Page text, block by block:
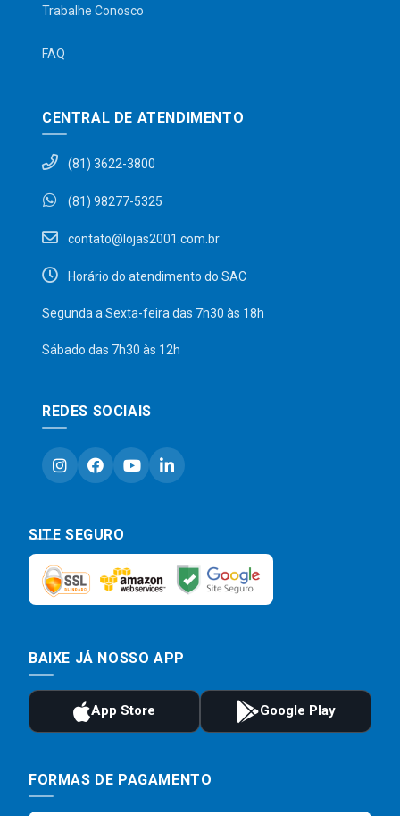
Trabalhe Conosco
FAQ
CENTRAL DE ATENDIMENTO
(81) 3622-3800
(81) 98277-5325
contato@lojas2001.com.br
Horário do atendimento do SAC
Segunda a Sexta-feira das 7h30 às 18h
Sábado das 7h30 às 12h
REDES SOCIAIS
SITE SEGURO
BAIXE JÁ NOSSO APP
FORMAS DE PAGAMENTO